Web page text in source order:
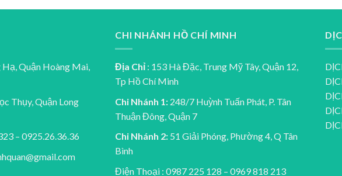
Quận Hoàng Mai,
Thụy, Quận Long
– 0925.26.36.36
CHI NHÁNH HỒ CHÍ MINH
Địa Chỉ : 153 Hà Đặc, Trung Mỹ Tây, Quận 12,
Tp Hồ Chí Minh
Chi Nhánh 1: 248/7 Huỳnh Tuấn Phát, P. Tân
Thuận Đông, Quận 7
Chi Nhánh 2: 51 Giải Phóng, Phường 4, Q Tân
Bình
Điện Thoại : 0987 225 128 – 0969 818 213